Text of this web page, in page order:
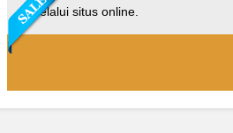
melalui situs online.